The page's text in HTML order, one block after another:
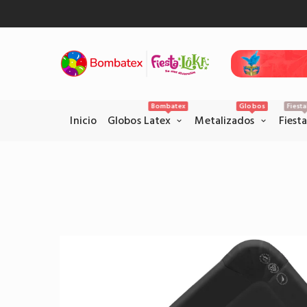
PSE en el siguiente link.
Inicio Globos Latex
Bombatex
Metalizados
Globos
Fiesta